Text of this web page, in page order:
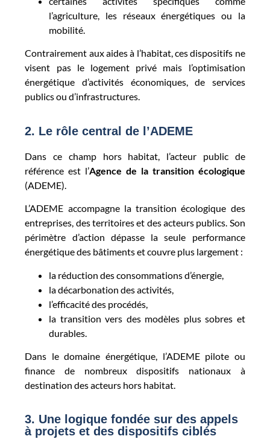
l’agriculture, les réseaux énergétiques ou la
mobilité.
Contrairement aux aides à l’habitat, ces dispositifs ne
visent pas le logement privé mais l’optimisation
énergétique d’activités économiques, de services
publics ou d’infrastructures.
2. Le rôle central de l’ADEME
Dans ce champ hors habitat, l’acteur public de
référence est l’Agence de la transition écologique
(ADEME).
L’ADEME accompagne la transition écologique des
entreprises, des territoires et des acteurs publics. Son
périmètre d’action dépasse la seule performance
énergétique des bâtiments et couvre plus largement :
la réduction des consommations d’énergie,
la décarbonation des activités,
l’efficacité des procédés,
la transition vers des modèles plus sobres et
durables.
Dans le domaine énergétique, l’ADEME pilote ou
finance de nombreux dispositifs nationaux à
destination des acteurs hors habitat.
3. Une logique fondée sur des appels
à projets et des dispositifs ciblés